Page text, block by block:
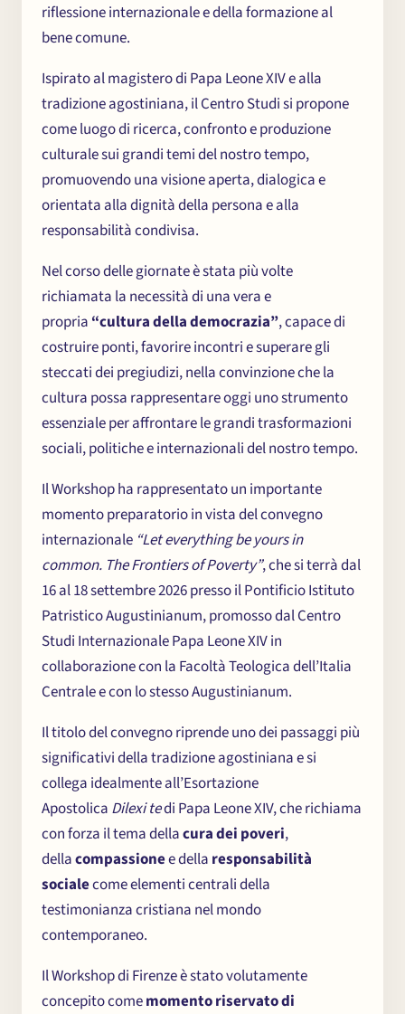
riflessione internazionale e della formazione al
bene comune.
Ispirato al magistero di Papa Leone XIV e alla
tradizione agostiniana, il Centro Studi si propone
come luogo di ricerca, confronto e produzione
culturale sui grandi temi del nostro tempo,
promuovendo una visione aperta, dialogica e
orientata alla dignità della persona e alla
responsabilità condivisa.
Nel corso delle giornate è stata più volte
richiamata la necessità di una vera e
propria “cultura della democrazia”, capace di
costruire ponti, favorire incontri e superare gli
steccati dei pregiudizi, nella convinzione che la
cultura possa rappresentare oggi uno strumento
essenziale per affrontare le grandi trasformazioni
sociali, politiche e internazionali del nostro tempo.
Il Workshop ha rappresentato un importante
momento preparatorio in vista del convegno
internazionale “Let everything be yours in
common. The Frontiers of Poverty”, che si terrà dal
16 al 18 settembre 2026 presso il Pontificio Istituto
Patristico Augustinianum, promosso dal Centro
Studi Internazionale Papa Leone XIV in
collaborazione con la Facoltà Teologica dell’Italia
Centrale e con lo stesso Augustinianum.
Il titolo del convegno riprende uno dei passaggi più
significativi della tradizione agostiniana e si
collega idealmente all’Esortazione
Apostolica Dilexi tedi Papa Leone XIV, che richiama
con forza il tema dellacura dei poveri,
dellacompassionee della responsabilità
socialecome elementi centrali della
testimonianza cristiana nel mondo
contemporaneo.
Il Workshop di Firenze è stato volutamente
concepito comemomento riservato di